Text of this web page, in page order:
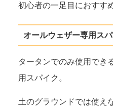
初心者の一足目におすすめ
オールウェザー専用ス
タータンでのみ使用でき
用スパイク。
土のグラウンドでは使え